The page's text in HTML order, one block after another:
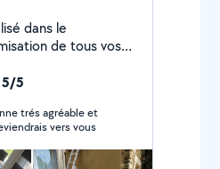
dans le
de tous vos
réseaux,
dès maintenant, je
!
5/5
trés agréable et
vers vous